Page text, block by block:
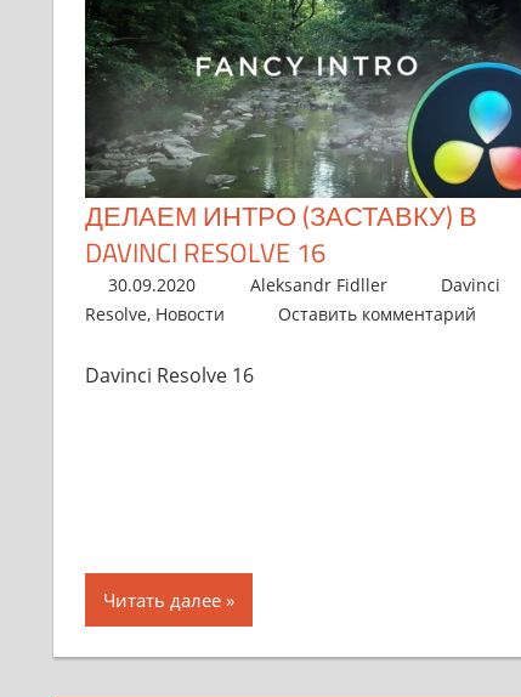
ДЕЛАЕМ ИНТРО (ЗАСТАВКУ) В
DAVINCI RESOLVE 16
30.09.2020 Aleksandr Fidller
Davinci
Resolve, Новости Оставить комментарий
Davinci Resolve 16
Читать далее